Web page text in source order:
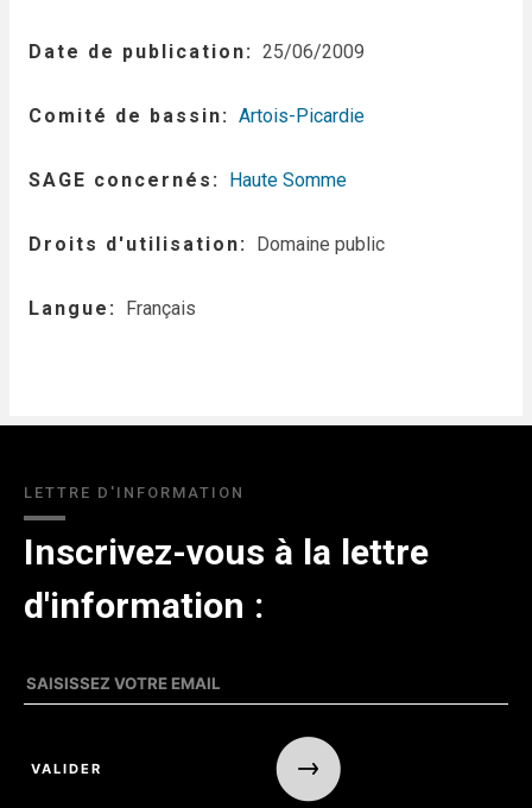
Date de publication 25/06/2009
Comité de bassin Artois-Picardie
SAGE concernés Haute Somme
Droits d'utilisation Domaine public
Langue Français
LETTRE D'INFORMATION
Inscrivez-vous à la lettre
d'information :